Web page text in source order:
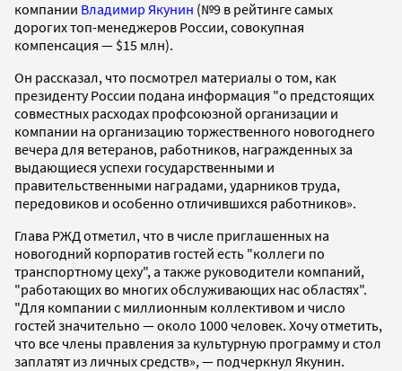
компании Владимир Якунин (№9 в рейтинге самых
дорогих топ-менеджеров России, совокупная
компенсация — $15 млн).
Он рассказал, что посмотрел материалы о том, как
президенту России подана информация "о предстоящих
совместных расходах профсоюзной организации и
компании на организацию торжественного новогоднего
вечера для ветеранов, работников, награжденных за
выдающиеся успехи государственными и
правительственными наградами, ударников труда,
передовиков и особенно отличившихся работников».
Глава РЖД отметил, что в числе приглашенных на
новогодний корпоратив гостей есть "коллеги по
транспортному цеху", а также руководители компаний,
"работающих во многих обслуживающих нас областях".
"Для компании с миллионным коллективом и число
гостей значительно — около 1000 человек. Хочу отметить,
что все члены правления за культурную программу и стол
заплатят из личных средств», — подчеркнул Якунин.